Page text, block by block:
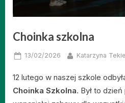
Choinka szkolna
Posted
13/02/2026 By
Katarzyna
12 lutego w naszej szkole
Choinka Szkolna. Był to